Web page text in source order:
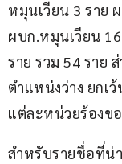
หมุนเวียน 3 ราย
ผบก.หมุนเวียน
ราย รวม 54 ราย
ตำแหน่งว่าง ยกเ
แต่ละหน่วยร้องขอ
สำหรับรายชื่อที่น่